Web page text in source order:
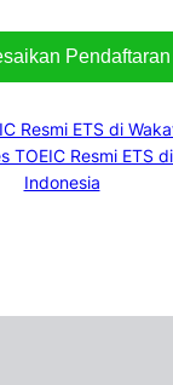
Pendaftaran
Resmi ETS di
TOEIC Resmi ETS
Indonesia